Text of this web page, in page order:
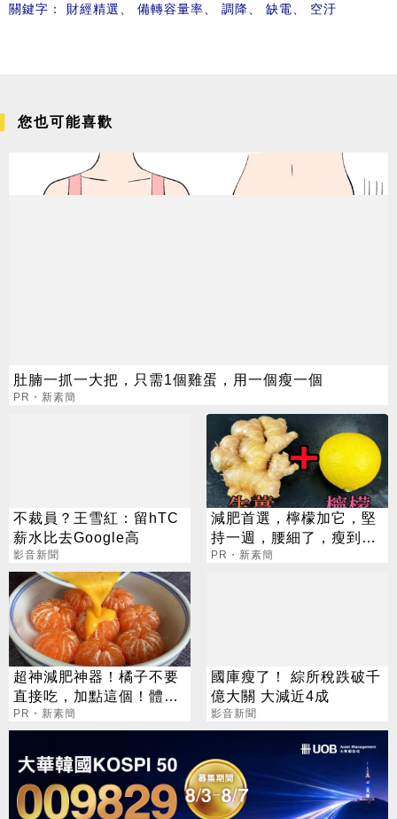
關鍵字： 財經精選 備轉容量率 調降 缺電 空汙
您也可能喜歡
肚腩一抓一大把，只需1個雞蛋，用一個瘦一個
PR・新素簡
不裁員？王雪紅：留hTC
薪水比去Google高
影音新聞
減肥首選，檸檬加它，堅
持一週，腰細了，瘦到你
懷疑人生
PR・新素簡
超神減肥神器！橘子不要
直接吃，加點這個！體重
天天下降
PR・新素簡
國庫瘦了！ 綜所稅跌破千
億大關 大減近4成
影音新聞